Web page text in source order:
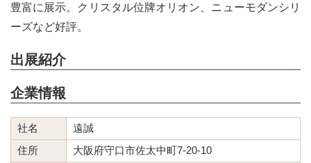
豊富に展示。クリスタル位牌オリオン、ニューモダンシリ
ーズなど好評。
出展紹介
企業情報
社名
遠誠
住所
大阪府守口市佐太中町7-20-10